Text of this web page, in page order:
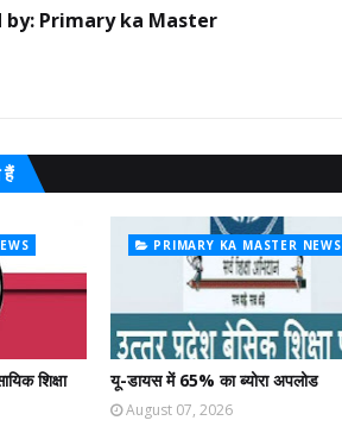
by: Primary ka Master
शिक्षा
PRIMARY KA MASTER NEWS
यू-डायस में 65% का ब्योरा अपलोड
August 07, 2026